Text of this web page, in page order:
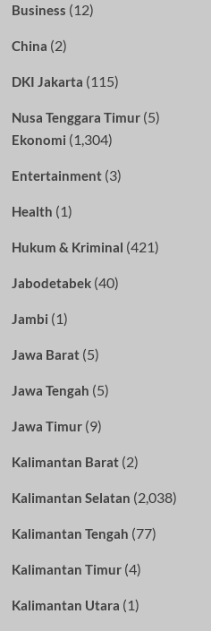
Business (12)
China (2)
DKI Jakarta (115)
Nusa Tenggara Timur(5)
Ekonomi (1,304)
Entertainment(3)
Health (1)
Hukum & Kriminal (421)
Jabodetabek(40)
Jambi (1)
Jawa Barat(5)
Jawa Tengah (5)
Jawa Timur(9)
Kalimantan Barat(2)
Kalimantan Selatan (2,038)
Kalimantan Tengah (77)
Kalimantan Timur(4)
Kalimantan Utara (1)